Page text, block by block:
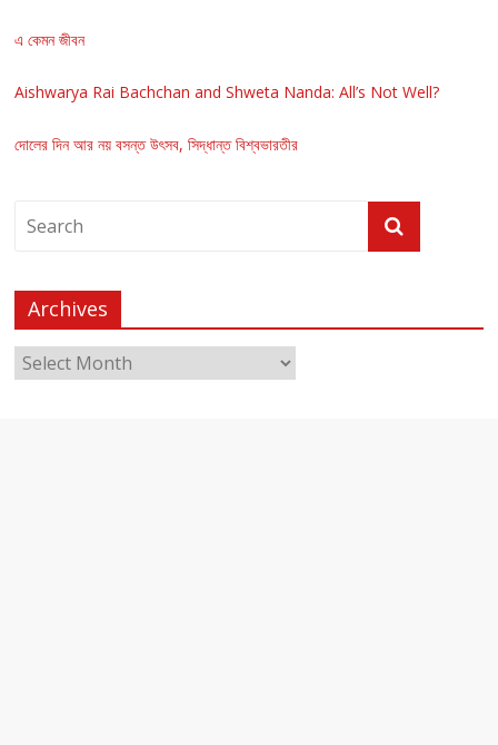
এ কেমন জীবন
Aishwarya Rai Bachchan and Shweta Nanda: All’s Not Well?
দোলের দিন আর নয় বসন্ত উৎসব, সিদ্ধান্ত বিশ্বভারতীর
Archives